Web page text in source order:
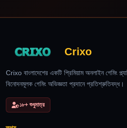
Crixo
Crixo বাংলাদেশের একটি প্রিমিয়াম অনলাইন গেমিং
বিনোদনমূলক গেমিং অভিজ্ঞতা প্রদানে প্রতিশ্রুতিবদ্ধ।
১৮+ শুধুমাত্র